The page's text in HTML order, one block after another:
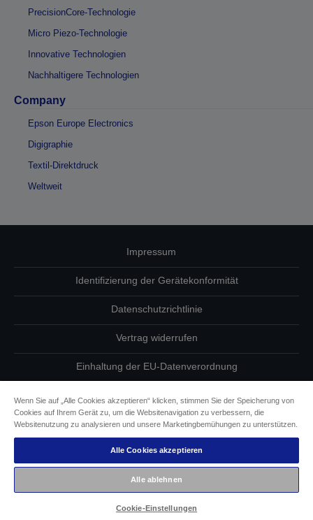
PrecisionCore-Technologie
Micro Piezo-Technologie
Innovative Technologien
Nachhaltigere Technologien
Company
Epson Europe Electronics
Digigraphie
Textil-Direktdruck
Weltweit
Impressum
Identifizierung der Gerätekonformität
Datenschutzrichtlinie
Vertrag widerrufen
Einhaltung der EU-Datenverordnung
Informationen zu Cookies
Epson Engagement für Barrierefreiheit
Copyright © 2026 Seiko Epson
Wenn Sie auf „Alle Cookies akzeptieren“ klicken, stimmen Sie der Speicherung von
Cookies auf Ihrem Gerät zu, um die Websitenavigation zu verbessern, die
Websitenutzung zu analysieren und unsere Marketingbemühungen zu unterstützen.
Alle Cookies akzeptieren
Alle ablehnen
Cookie-Einstellungen